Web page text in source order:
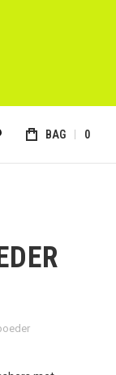
BAG 0